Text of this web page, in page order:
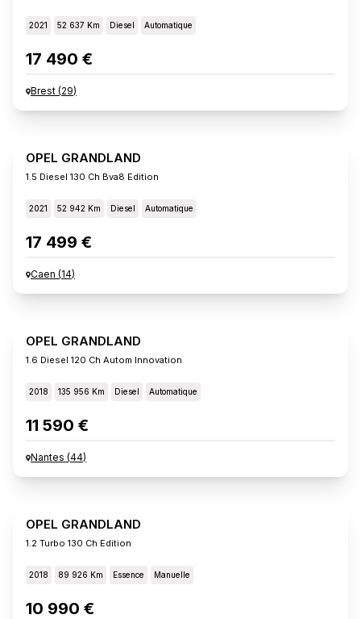
2021 52 637 Km Diesel Automatique
17 490 €
Brest (29)
OPEL GRANDLAND
1.5 Diesel 130 Ch Bva8 Edition
2021 52 942 Km Diesel Automatique
17 499 €
Caen (14)
OPEL GRANDLAND
1.6 Diesel 120 Ch Autom Innovation
2018 135 956 Km Diesel Automatique
11 590 €
Nantes (44)
OPEL GRANDLAND
1.2 Turbo 130 Ch Edition
2018 89 926 Km Essence Manuelle
10 990 €